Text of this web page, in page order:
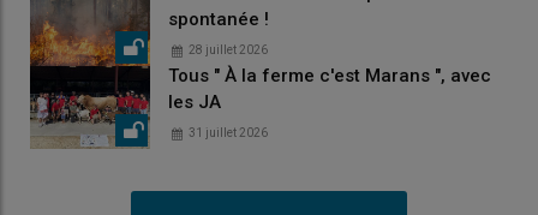
spontanée !
28 juillet 2026
Tous " À la ferme c'est Marans ", avec
les JA
31 juillet 2026